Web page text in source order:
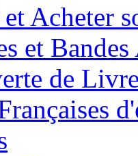
Acheter
et
de